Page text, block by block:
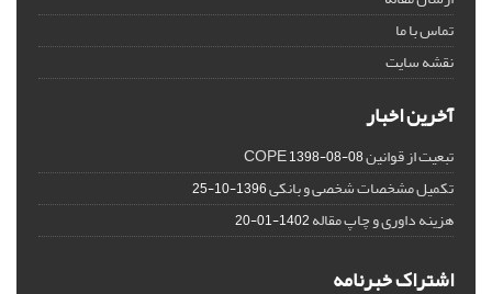
تماس با ما
نقشه سایت
آخرین اخبار
تبعیت از قوانین COPE1398-08-08
تکمیل مشخصات شخصی و بانکی1396-10-25
هزینه داوری و چاپ مقاله1402-01-20
اشتراک خبرنامه